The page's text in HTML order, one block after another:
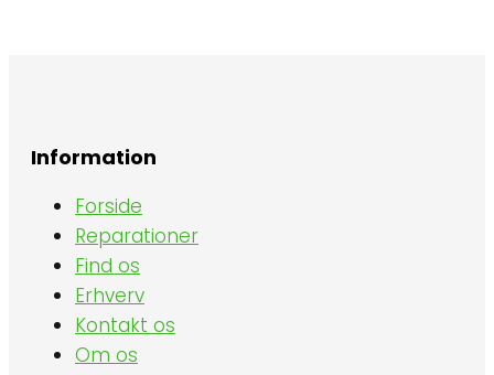
Information
Forside
Reparationer
Find os
Erhverv
Kontakt os
Om os